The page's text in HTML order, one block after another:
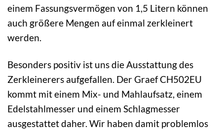
einem Fassungsvermögen von 1,5 Litern können
auch größere Mengen auf einmal zerkleinert
werden.
Besonders positiv ist uns die Ausstattung des
Zerkleinerers aufgefallen. Der Graef CH502EU
kommt mit einem Mix- und Mahlaufsatz, einem
Edelstahlmesser und einem Schlagmesser
ausgestattet daher. Wir haben damit problemlos